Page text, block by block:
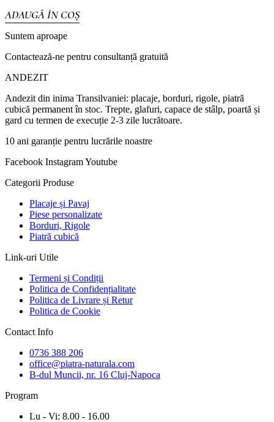
ADAUGĂ ÎN COȘ
Suntem aproape
Contactează-ne pentru consultanță gratuită
ANDEZIT
Andezit din inima Transilvaniei: placaje, borduri, rigole, piatră
cubică permanent în stoc. Trepte, glafuri, capace de stâlp, poartă și
gard cu termen de execuție 2-3 zile lucrătoare.
10 ani garanție pentru lucrările noastre
Facebook InstagramYoutube
Categorii Produse
Placaje și Pavaj
Piese personalizate
Borduri, Rigole
Piatră cubică
Link-uri Utile
Termeni și Condiții
Politica de Confidențialitate
Politica de Livrare și Retur
Politica de Cookie
Contact Info
0736 388 206
office@piatra-naturala.com
B-dul Muncii, nr. 16 Cluj-Napoca
Program
Lu - Vi: 8.00 - 16.00